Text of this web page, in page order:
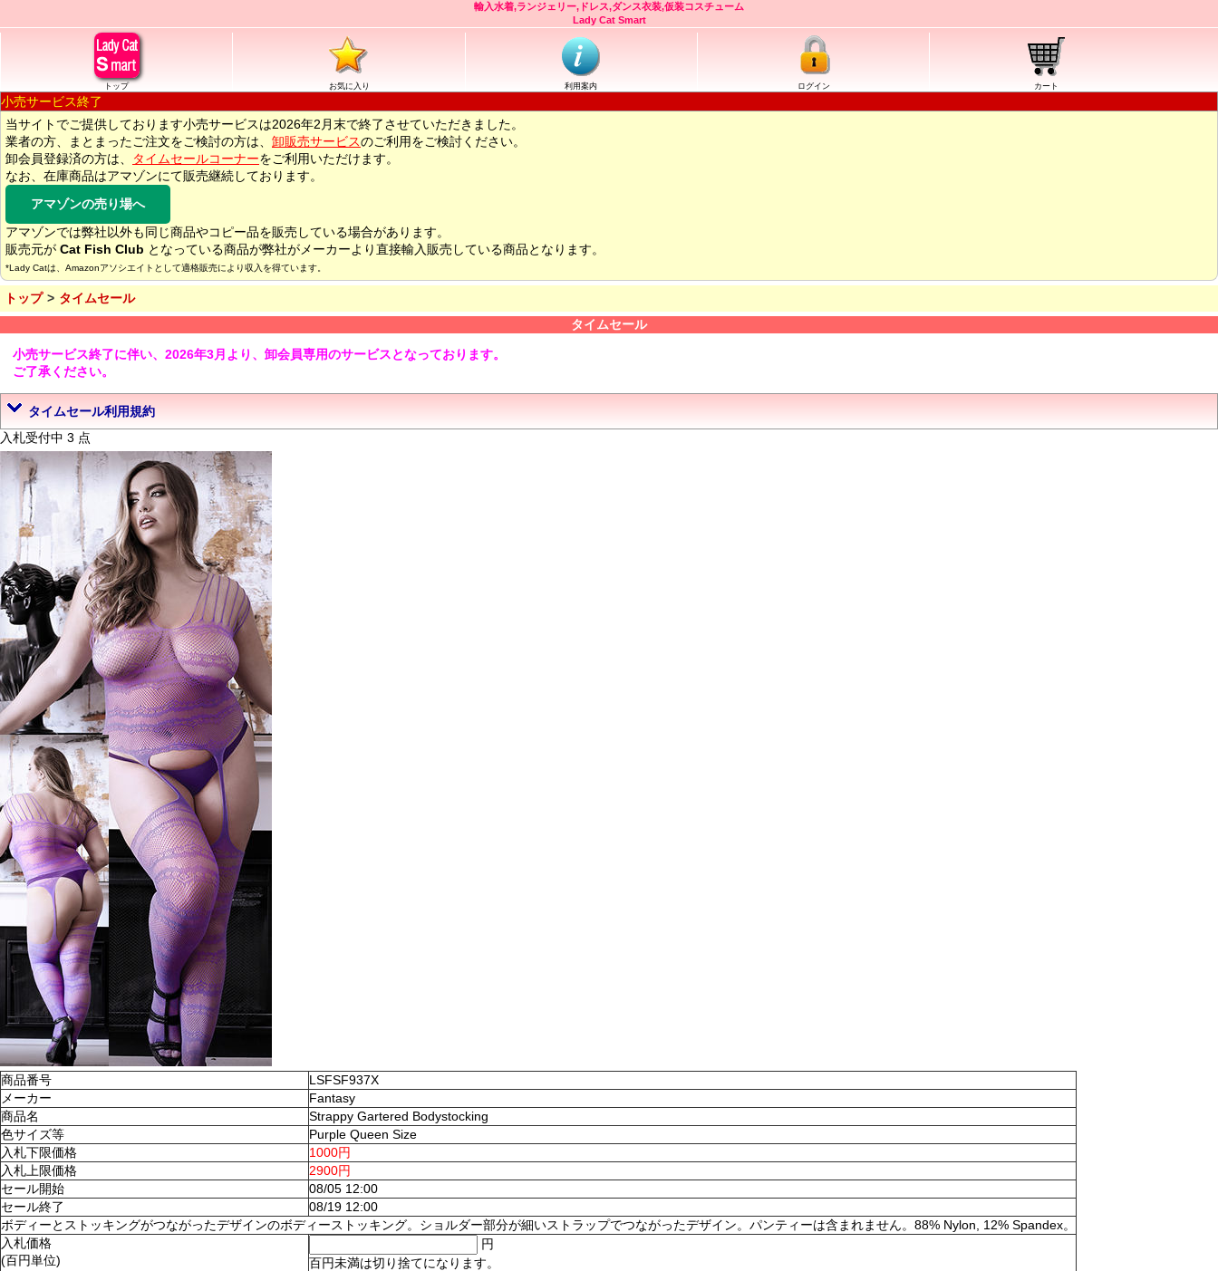
輸入水着,ランジェリー,ドレス,ダンス衣装,仮装コスチューム
Lady Cat Smart
トップ お気に入り 利用案内 ログイン カート
小売サービス終了
当サイトでご提供しております小売サービスは2026年2月末で終了させていただきました。
業者の方、まとまったご注文をご検討の方は、 卸販売サービスのご利用をご検討ください。
卸会員登録済の方は、
タイムセールコーナーをご利用いただけます。
なお、在庫商品はアマゾンにて販売継続しております。
アマゾンの売り場へ
アマゾンでは弊社以外も同じ商品やコピー品を販売している場合があります。
販売元が Cat Fish Club となっている商品が弊社がメーカーより直接輸入販売している商品となります。
*Lady Catは、Amazonアソシエイトとして適格販売により収入を得ています。
トップ
タイムセール
タイムセール
小売サービス終了に伴い、2026年3月より、卸会員専用のサービスとなっております。
ご了承ください。
タイムセール利用規約
入札受付中 3 点
商品番号
LSFSF937X
メーカー
Fantasy
商品名
Strappy Gartered Bodystocking
色サイズ等
Purple Queen Size
入札下限価格
1000円
入札上限価格
2900円
セール開始
08/05 12:00
セール終了
08/19 12:00
ボディーとストッキングがつながったデザインのボディーストッキング。ショルダー部分が細いストラップでつながったデザイン。パンティーは含まれません。88% Nylon, 12% Spandex。
入札価格
(百円単位)
円
百円未満は切り捨てになります。